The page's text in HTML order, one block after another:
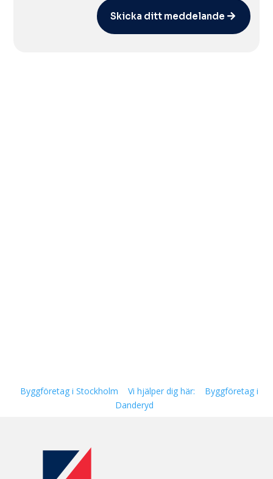
Skicka ditt meddelande
Byggföretag i Stockholm Vi hjälper dig här:
Byggföretag i
Danderyd